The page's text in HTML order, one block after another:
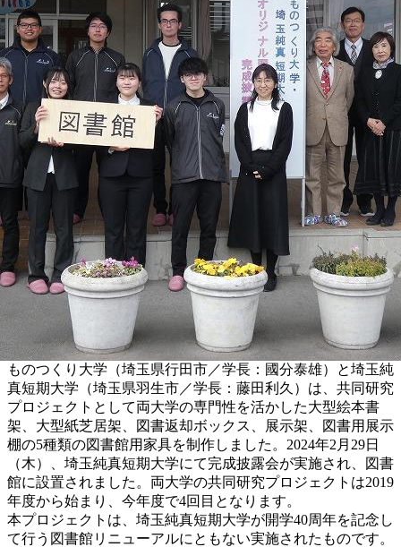
ものつくり大学（埼玉県行田市／学長：國分泰雄）と埼玉純
真短期大学（埼玉県羽生市／学長：藤田利久）は、共同研究
プロジェクトとして両大学の専門性を活かした大型絵本書
架、大型紙芝居架、図書返却ボックス、展示架、図書用展示
棚の5種類の図書館用家具を制作しました。2024年2月29日
（木）、埼玉純真短期大学にて完成披露会が実施され、図書
館に設置されました。両大学の共同研究プロジェクトは2019
年度から始まり、今年度で4回目となります。
本プロジェクトは、埼玉純真短期大学が開学40周年を記念し
て行う図書館リニューアルにともない実施されたものです。